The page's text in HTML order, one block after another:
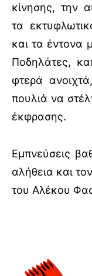
κίνησης, την
τα
και τα έντονα
Ποδηλάτες,
φτερά
πουλιά να
έκφρασης.
Εμπνεύσεις
αλήθεια και
του Αλέκου